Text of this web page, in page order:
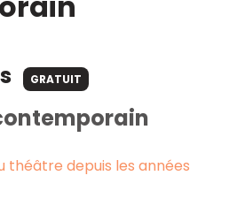
GRATUIT
théâtre depuis les années